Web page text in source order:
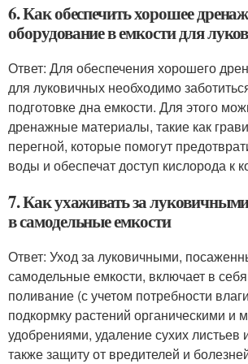
6. Как обеспечить хорошее
оборудование в емкости для
Ответ: Для обеспечения хорошего
для луковичных необходимо
подготовке дна емкости. Для этого
дренажные материалы, такие как
перегной, которые помогут
воды и обеспечат доступ кислорода к
7. Как ухаживать за
в самодельные емкости
Ответ: Уход за луковичными,
самодельные емкости, включает в
поливание (с учетом потребности
подкормку растений органическими и
удобрениями, удаление сухих листьев
также защиту от вредителей и